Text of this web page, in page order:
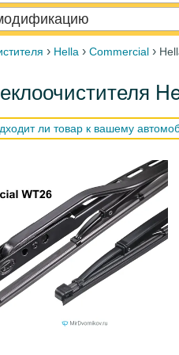
› Hella › Commercial ›
ли товар к вашему